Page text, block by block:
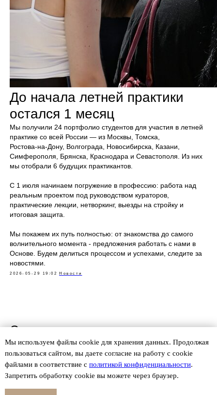
До начала летней практики
остался 1 месяц
Мы получили 24 портфолио студентов для участия в летней
практике со всей России — из Москвы, Томска,
Ростова‑на‑Дону, Волгограда, Новосибирска, Казани,
Симферополя, Брянска, Краснодара и Севастополя. Из них
мы отобрали 6 будущих практикантов.
С 1 июля начинаем погружение в профессию: работа над
реальным проектом под руководством кураторов,
практические лекции, нетворкинг, выезды на стройку и
итоговая защита.
Мы покажем их путь полностью: от знакомства до самого
волнительного момента - предложения работать с нами в
Основе. Будем делиться процессом и успехами, следите за
новостями.
2026-05-29 19:02 Новости
Смотрите также
Мы используем файлы сookie для хранения данных. Продолжая
пользоваться сайтом, вы даете согласие на работу с cookie
файлами в соответствие с политикой конфиденциальности.
Запретить обработку cookie вы можете через браузер.